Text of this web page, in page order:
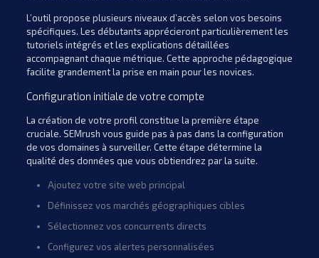
L’outil propose plusieurs niveaux d’accès selon vos besoins
spécifiques. Les débutants apprécieront particulièrement les
tutoriels intégrés et les explications détaillées
accompagnant chaque métrique. Cette approche pédagogique
facilite grandement la prise en main pour les novices.
Configuration initiale de votre compte
La création de votre profil constitue la première étape
cruciale. SEMrush vous guide pas à pas dans la configuration
de vos domaines à surveiller. Cette étape détermine la
qualité des données que vous obtiendrez par la suite.
Ajoutez votre site web principal
Définissez vos marchés géographiques cibles
Sélectionnez vos concurrents directs
Configurez vos alertes personnalisées